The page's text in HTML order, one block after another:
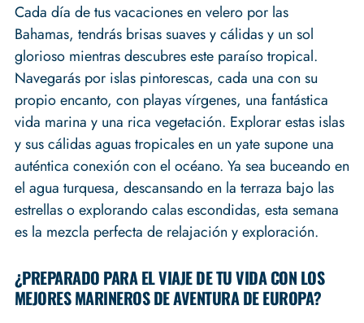
Cada día de tus vacaciones en velero por las
Bahamas, tendrás brisas suaves y cálidas y un sol
glorioso mientras descubres este paraíso tropical.
Navegarás por islas pintorescas, cada una con su
propio encanto, con playas vírgenes, una fantástica
vida marina y una rica vegetación. Explorar estas islas
y sus cálidas aguas tropicales en un yate supone una
auténtica conexión con el océano. Ya sea buceando en
el agua turquesa, descansando en la terraza bajo las
estrellas o explorando calas escondidas, esta semana
es la mezcla perfecta de relajación y exploración.
¿PREPARADO PARA EL VIAJE DE TU VIDA CON LOS
MEJORES MARINEROS DE AVENTURA DE EUROPA?